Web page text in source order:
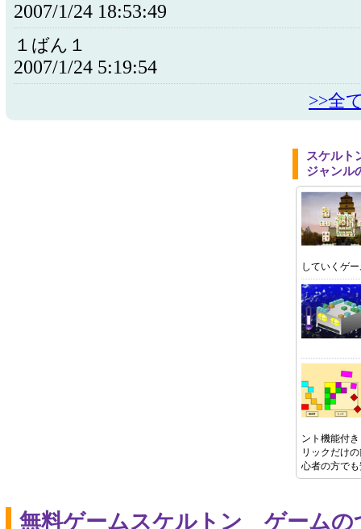
2007/1/24 18:53:49
１ばん１
2007/1/24 5:19:54
>>全
スケル
ジャンル
していくゲ
ント機能付
リックだけ
心者の方で
無料ゲームスケルトン ゲームの